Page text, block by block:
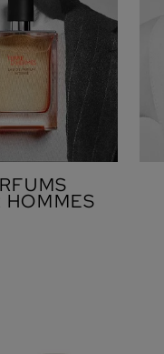
HOMMES